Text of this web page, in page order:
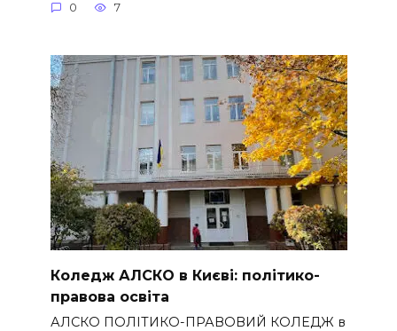
0 7
Коледж АЛСКО в Києві: політико-
правова освіта
АЛСКО ПОЛІТИКО-ПРАВОВИЙ КОЛЕДЖ в